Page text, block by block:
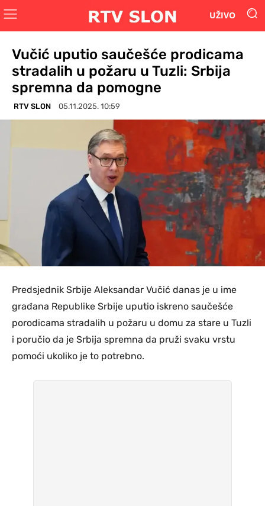
UŽIVO
Vučić uputio saučešće prodicama
stradalih u požaru u Tuzli: Srbija
spremna da pomogne
RTV SLON 05.11.2025. 10:59
Predsjednik Srbije Aleksandar Vučić danas je u ime
građana Republike Srbije uputio iskreno saučešće
porodicama stradalih u požaru u domu za stare u Tuzli
i poručio da je Srbija spremna da pruži svaku vrstu
pomoći ukoliko je to potrebno.